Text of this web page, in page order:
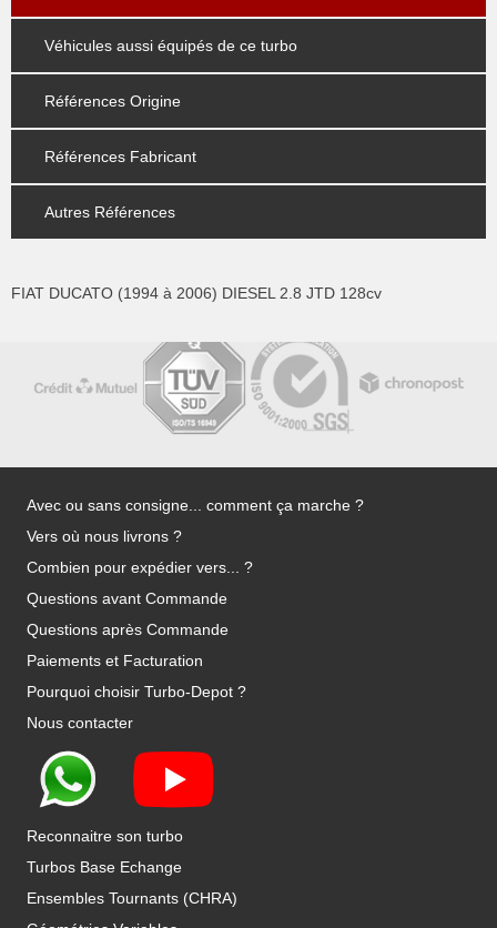
Véhicules aussi équipés de ce turbo
Références Origine
Références Fabricant
Autres Références
FIAT DUCATO (1994 à 2006) DIESEL 2.8 JTD 128cv
Avec ou sans consigne... comment ça marche ?
Vers où nous livrons ?
Combien pour expédier vers... ?
Questions avant Commande
Questions après Commande
Paiements et Facturation
Pourquoi choisir Turbo-Depot ?
Nous contacter
Reconnaitre son turbo
Turbos Base Echange
Ensembles Tournants (CHRA)